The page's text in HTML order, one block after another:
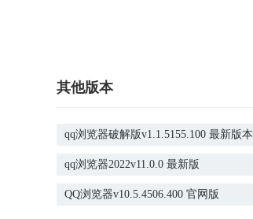
其他版本
qq浏览器破解版v1.1.5155.100 最新版本
qq浏览器2022v11.0.0 最新版
QQ浏览器v10.5.4506.400 官网版